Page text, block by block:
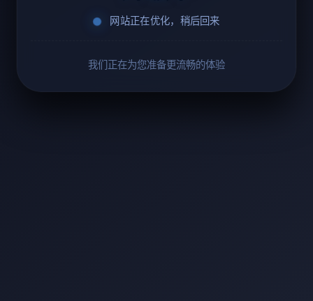
网站正在优化，稍后回来
我们正在为您准备更流畅的体验